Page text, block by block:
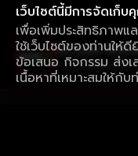
เว็บไซต์นี้มีการจัดเก็บ
เพื่อเพิ่มประสิทธิภาพแ
ใช้เว็บไซต์ของท่านให้
ข้อเสนอ กิจกรรม ส่งเ
เนื้อหาที่เหมาะสมให้กับ
ใช้งานแอป ลื่นไห
ดาวน์โหลดแอปเพื่อ